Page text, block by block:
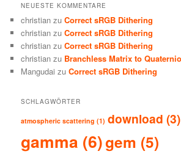
NEUESTE KOMMENTARE
christian zuCorrect sRGB Dithering
christian zuCorrect sRGB Dithering
christian zuCorrect sRGB Dithering
christian zu Branchless Matrix to
Mangudai zuCorrect sRGB Dithering
SCHLAGWÖRTER
atmospheric scattering (1) download (3)
gamma (6)gem (5)